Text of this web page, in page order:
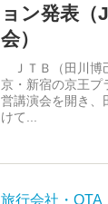
ョン発表（
会）
ＪＴＢ（田川博
京・新宿の京王プ
営講演会を開き、
けて...
旅行会社・OTA